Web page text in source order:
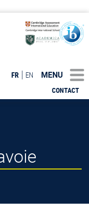
CONTACT
FR EN MENU